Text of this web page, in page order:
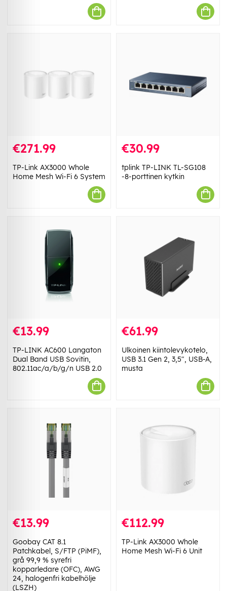
€271.99
TP-Link AX3000 Whole
Home Mesh Wi-Fi 6 System
€30.99
tplink TP-LINK TL-SG108
-8-porttinen kytkin
€13.99
TP-LINK AC600 Langaton
Dual Band USB Sovitin,
802.11ac/a/b/g/n USB 2.0
€61.99
Ulkoinen kiintolevykotelo,
USB 3.1 Gen 2, 3,5", USB-A,
musta
€13.99
Goobay CAT 8.1
Patchkabel, S/FTP (PiMF),
grå 99,9 % syrefri
kopparledare (OFC), AWG
24, halogenfri kabelhölje
(LSZH)
€112.99
TP-Link AX3000 Whole
Home Mesh Wi-Fi 6 Unit